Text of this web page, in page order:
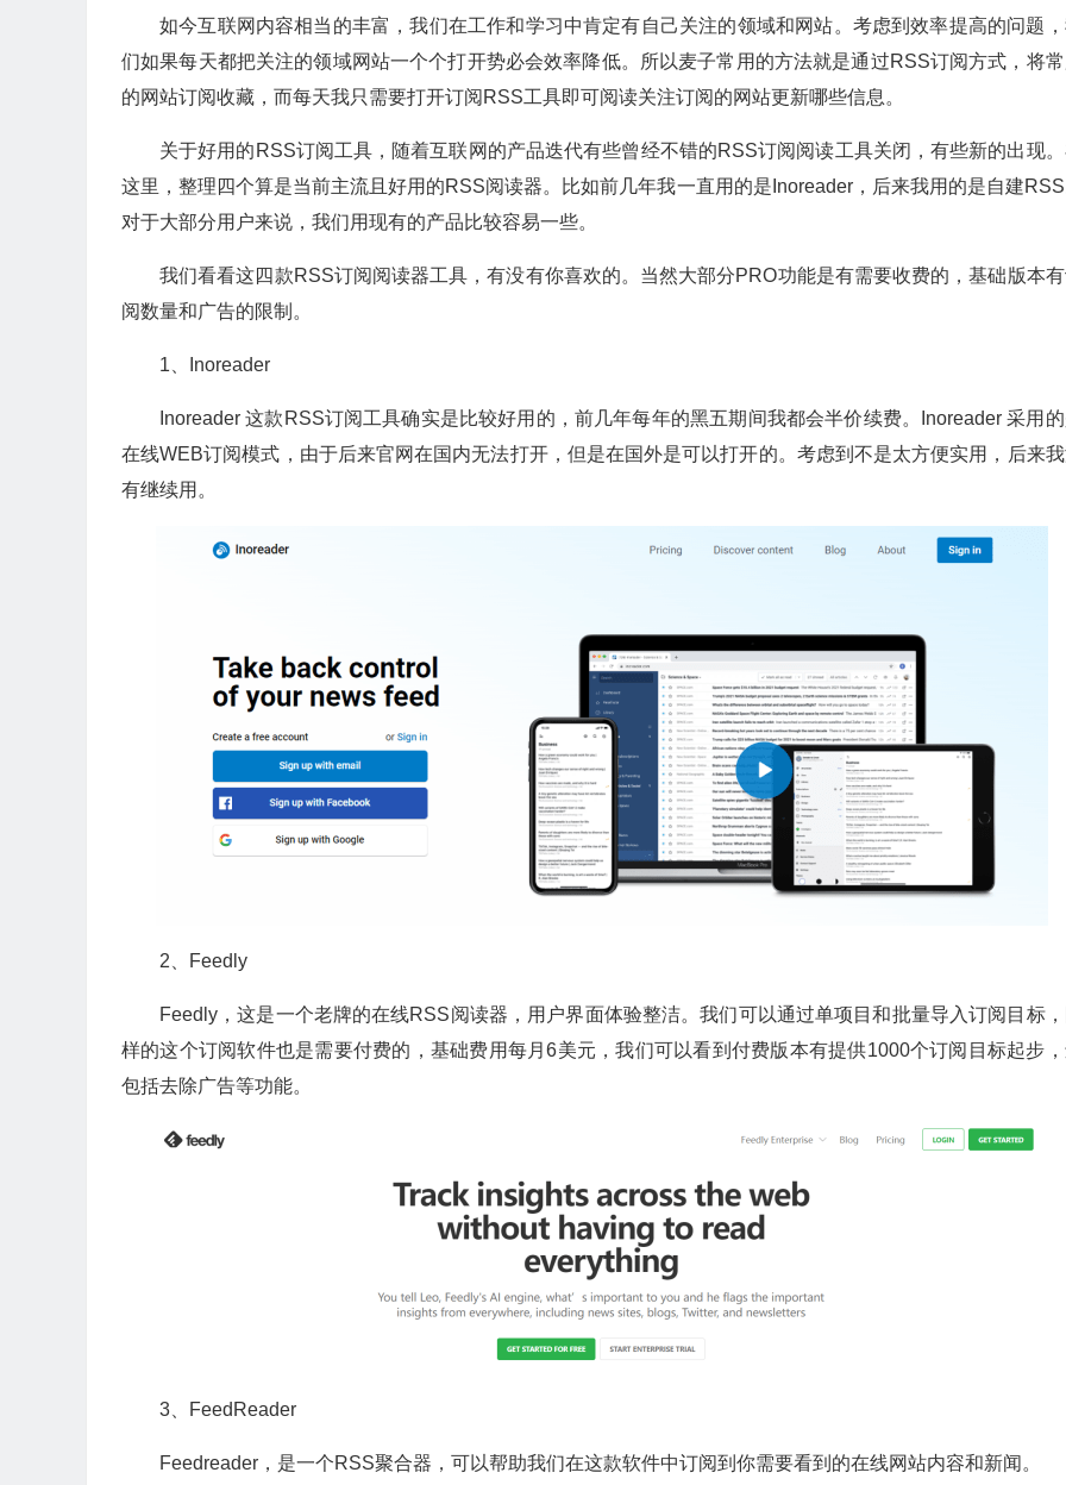
如今互联网内容相当的丰富，我们在工作和学习中肯定有自己关注的领域和网站。考虑到效率提高的问题
们如果每天都把关注的领域网站一个个打开势必会效率降低。所以麦子常用的方法就是通过RSS订阅方式，将常
的网站订阅收藏，而每天我只需要打开订阅RSS工具即可阅读关注订阅的网站更新哪些信息。
关于好用的RSS订阅工具，随着互联网的产品迭代有些曾经不错的RSS订阅阅读工具关闭，有些新的出现
这里，整理四个算是当前主流且好用的RSS阅读器。比如前几年我一直用的是Inoreader，后来我用的是自建RSS
对于大部分用户来说，我们用现有的产品比较容易一些。
我们看看这四款RSS订阅阅读器工具，有没有你喜欢的。当然大部分PRO功能是有需要收费的，基础版本
阅数量和广告的限制。
1、Inoreader
Inoreader 这款RSS订阅工具确实是比较好用的，前几年每年的黑五期间我都会半价续费。Inoreader 采用
在线WEB订阅模式，由于后来官网在国内无法打开，但是在国外是可以打开的。考虑到不是太方便实用，后来
有继续用。
2、Feedly
Feedly，这是一个老牌的在线RSS阅读器，用户界面体验整洁。我们可以通过单项目和批量导入订阅目标，
样的这个订阅软件也是需要付费的，基础费用每月6美元，我们可以看到付费版本有提供1000个订阅目标起步
包括去除广告等功能。
3、FeedReader
Feedreader，是一个RSS聚合器，可以帮助我们在这款软件中订阅到你需要看到的在线网站内容和新闻。